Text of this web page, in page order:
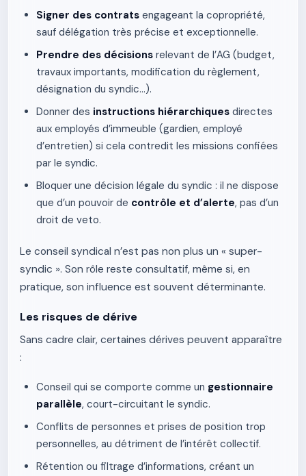
Signer des contrats engageant la copropriété,
sauf délégation très précise et exceptionnelle.
Prendre des décisions relevant de l’AG (budget,
travaux importants, modification du règlement,
désignation du syndic…).
Donner des instructions hiérarchiques directes
aux employés d’immeuble (gardien, employé
d’entretien) si cela contredit les missions confiées
par le syndic.
Bloquer une décision légale du syndic : il ne dispose
que d’un pouvoir de contrôle et d’alerte, pas d’un
droit de veto.
Le conseil syndical n’est pas non plus un « super-
syndic ». Son rôle reste consultatif, même si, en
pratique, son influence est souvent déterminante.
Les risques de dérive
Sans cadre clair, certaines dérives peuvent apparaître
:
Conseil qui se comporte comme un gestionnaire
parallèle, court-circuitant le syndic.
Conflits de personnes et prises de position trop
personnelles, au détriment de l’intérêt collectif.
Rétention ou filtrage d’informations, créant un